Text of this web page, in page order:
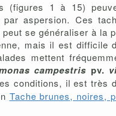
(figures 1 à 15)
aspersion. Ces
se généraliser à la
mais il est difficile
mettent
campestris pv.
conditions, il est très
Tache brunes, noires,